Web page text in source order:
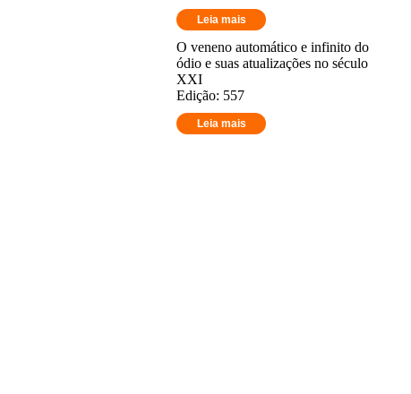
Leia mais
O veneno automático e infinito do
ódio e suas atualizações no século
XXI
Edição: 557
Leia mais